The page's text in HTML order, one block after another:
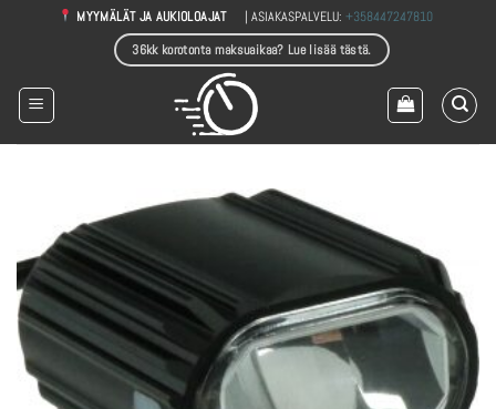
MYYMÄLÄT JA AUKIOLOAJAT | ASIAKASPALVELU:+358447247810
36kk korotonta maksuaikaa? Lue lisää tästä.